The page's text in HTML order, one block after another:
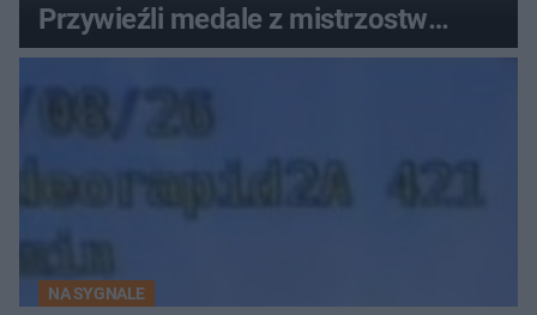
Przywieźli medale z mistrzostw
Europy
NA SYGNALE